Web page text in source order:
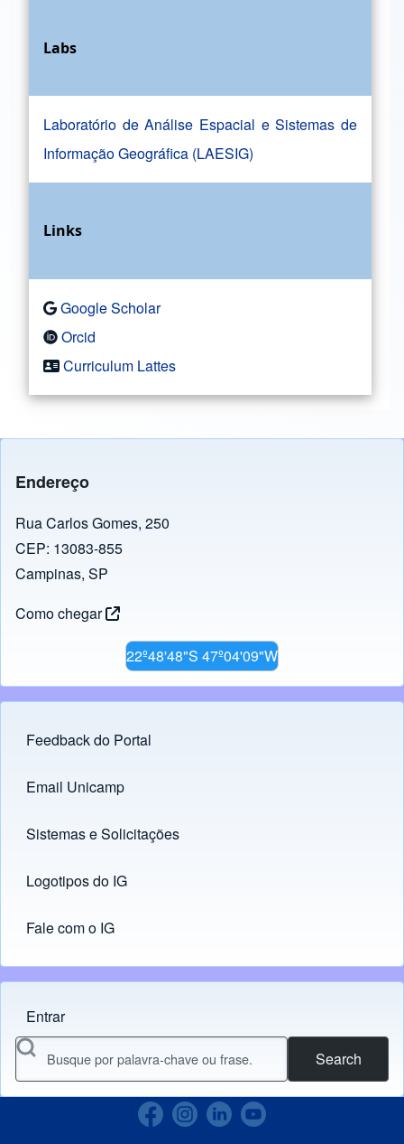
Labs
Laboratório de Análise Espacial e Sistemas de
Informação Geográfica (LAESIG)
Links
Google Scholar
Orcid
Curriculum Lattes
Endereço
Rua Carlos Gomes, 250
CEP: 13083-855
Campinas, SP
Como chegar
22º48'48"S 47º04'09"W
Footer menu
Feedback do Portal
Links
Email Unicamp
(opens in new tab)
Sistemas e Solicitações
(opens in new tab)
Logotipos do IG
(opens in new tab)
Fale com o IG
Menu do usuário
Entrar
Search